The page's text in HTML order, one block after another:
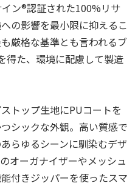
ン®認証された100%リサ
の影響を最小限に抑えるこ
厳格な基準とも言われるブ
得た、環境に配慮して製造
トップ⽣地にPUコートを
シックな外観。⾼い質感で
らゆるシーンに馴染むデザ
オーガナイザーやメッシュ
付きジッパーを使ったスマ